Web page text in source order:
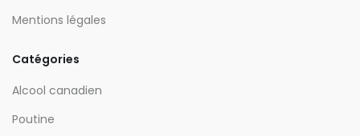
Mentions légales
Catégories
Alcool canadien
Poutine